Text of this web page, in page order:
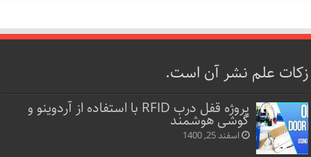
زکات علم نشر آن است.
پروژه قفل‌ درب RFID با استفاده از آردوینو و
گوشی هوشمند
اسفند 25, 1400